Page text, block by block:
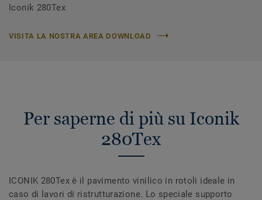
Iconik 280Tex
VISITA LA NOSTRA AREA DOWNLOAD
Per saperne di più su Iconik
280Tex
ICONIK 280Tex è il pavimento vinilico in rotoli ideale in
caso di lavori di ristrutturazione. Lo speciale supporto